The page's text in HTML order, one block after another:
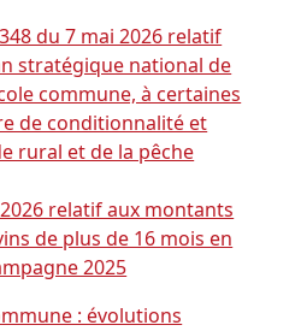
du 7 mai 2026 relatif
stratégique national de
commune, à certaines
de conditionnalité et
rural et de la pêche
relatif aux montants
de plus de 16 mois en
2025
: évolutions